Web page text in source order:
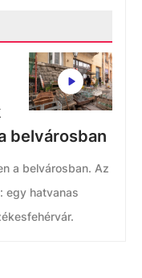
belvárosban
a belvárosban. Az
egy hatvanas